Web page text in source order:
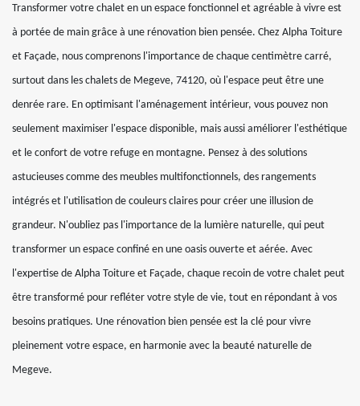
Transformer votre chalet en un espace fonctionnel et agréable à vivre est
à portée de main grâce à une rénovation bien pensée. Chez Alpha Toiture
et Façade, nous comprenons l'importance de chaque centimètre carré,
surtout dans les chalets de Megeve, 74120, où l'espace peut être une
denrée rare. En optimisant l'aménagement intérieur, vous pouvez non
seulement maximiser l'espace disponible, mais aussi améliorer l'esthétique
et le confort de votre refuge en montagne. Pensez à des solutions
astucieuses comme des meubles multifonctionnels, des rangements
intégrés et l'utilisation de couleurs claires pour créer une illusion de
grandeur. N'oubliez pas l'importance de la lumière naturelle, qui peut
transformer un espace confiné en une oasis ouverte et aérée. Avec
l'expertise de Alpha Toiture et Façade, chaque recoin de votre chalet peut
être transformé pour refléter votre style de vie, tout en répondant à vos
besoins pratiques. Une rénovation bien pensée est la clé pour vivre
pleinement votre espace, en harmonie avec la beauté naturelle de
Megeve.